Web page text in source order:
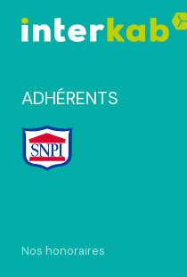
ADHÉRENTS
Nos honoraires